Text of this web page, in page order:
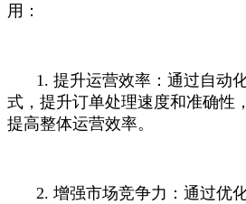
用：
1. 提升运营效率：通过自动
式，提升订单处理速度和准确性
提高整体运营效率。
2. 增强市场竞争力：通过优